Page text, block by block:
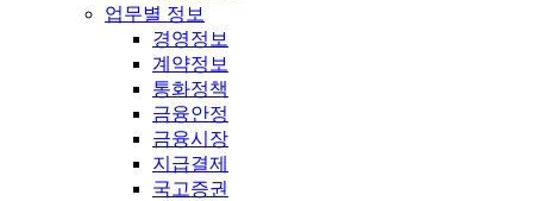
업무별 정보
경영정보
계약정보
통화정책
금융안정
금융시장
지급결제
국고증권